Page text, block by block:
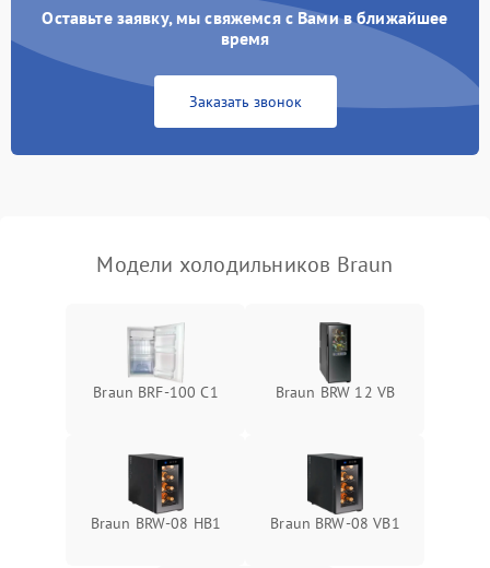
Образование конденсата
1800 ₽ Подробнее →
Сбой в работе инвертора
работе
2000 ₽ Подробнее →
Оставьте заявку, мы свяжемся с Вами в ближайшее
время
Заказать звонок
Модели холодильников Braun
Braun BRF-100 C1 Braun BRW 12 VB
Braun BRW-08 HB1 Braun BRW-08 VB1